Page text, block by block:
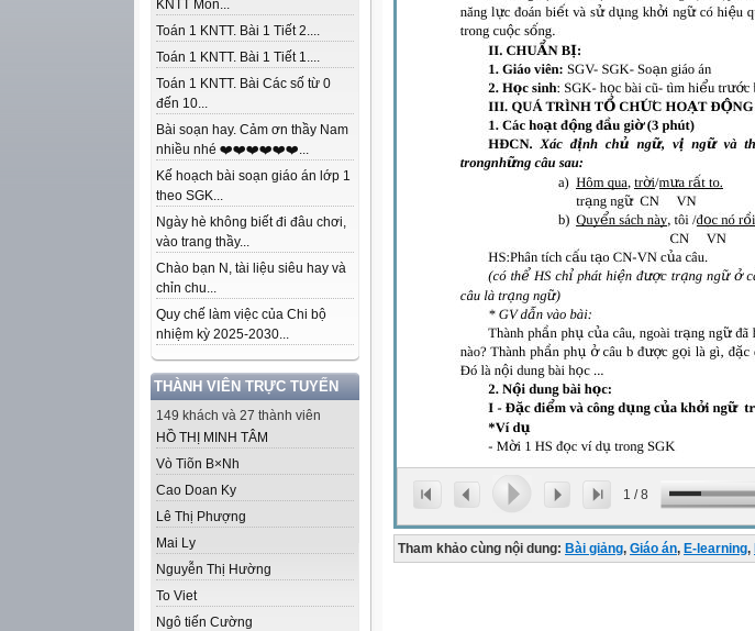
KNTT Môn...
Toán 1 KNTT. Bài 1 Tiết 2....
Toán 1 KNTT. Bài 1 Tiết 1....
Toán 1 KNTT. Bài Các số từ 0
đến 10...
Bài soạn hay. Cảm ơn thầy Nam
nhiều nhé ❤️❤️❤️❤️❤️❤️...
Kế hoạch bài soạn giáo án lớp 1
theo SGK...
Ngày hè không biết đi đâu chơi,
vào trang thầy...
Chào bạn N, tài liệu siêu hay và
chỉn chu...
Quy chế làm việc của Chi bộ
nhiệm kỳ 2025-2030...
THÀNH VIÊN TRỰC TUYẾN
149 khách và 27 thành viên
HỒ THỊ MINH TÂM
Vò Tiõn B×Nh
Cao Doan Ky
Lê Thị Phượng
Mai Ly
Nguyễn Thị Hường
To Viet
Ngô tiến Cường
1 /8
Tham khảo cùng nội dung: Bài giảng, Giáo án, E-learning,